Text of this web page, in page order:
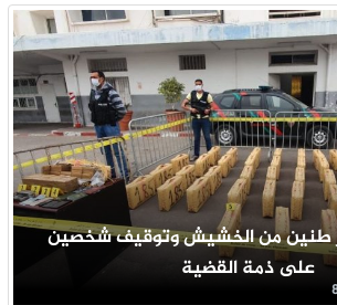
طنين من الخشيش وتوقيف شخصين
على ذمة القضية